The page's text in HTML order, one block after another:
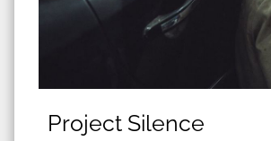
Project Silence